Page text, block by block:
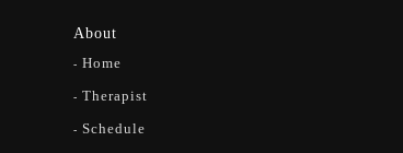
About
Home
Therapist
Schedule